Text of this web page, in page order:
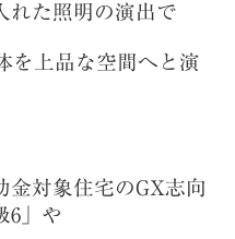
た照明の演出で
を上品な空間へと演
金対象住宅のGX志向
6」や